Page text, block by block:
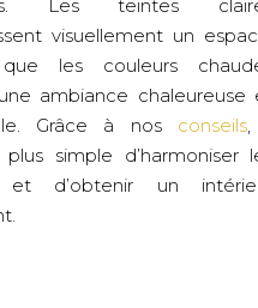
Les teintes
visuellement un
les couleurs
ambiance chaleureuse
Grâce à nos conseils
simple d’harmoniser
et d’obtenir un